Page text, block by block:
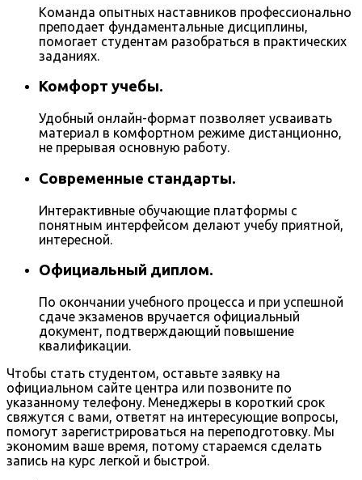
Команда опытных наставников профессионально
преподает фундаментальные дисциплины,
помогает студентам разобраться в практических
заданиях.
Комфорт учебы.
Удобный онлайн-формат позволяет усваивать
материал в комфортном режиме дистанционно,
не прерывая основную работу.
Современные стандарты.
Интерактивные обучающие платформы с
понятным интерфейсом делают учебу приятной,
интересной.
Официальный диплом.
По окончании учебного процесса и при успешной
сдаче экзаменов вручается официальный
документ, подтверждающий повышение
квалификации.
Чтобы стать студентом, оставьте заявку на
официальном сайте центра или позвоните по
указанному телефону. Менеджеры в короткий срок
свяжутся с вами, ответят на интересующие вопросы,
помогут зарегистрироваться на переподготовку. Мы
экономим ваше время, потому стараемся сделать
запись на курс легкой и быстрой.